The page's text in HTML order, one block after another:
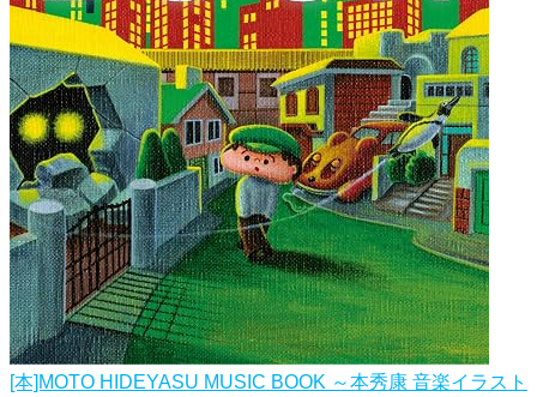
[本]MOTO HIDEYASU MUSIC BOOK ～本秀康 音楽イラスト